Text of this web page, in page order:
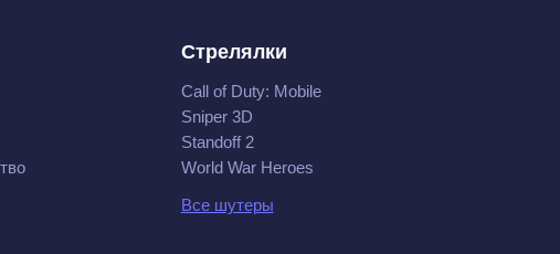
Стрелялки
Call of Duty: Mobile
Sniper 3D
Standoff 2
World War Heroes
Все шутеры